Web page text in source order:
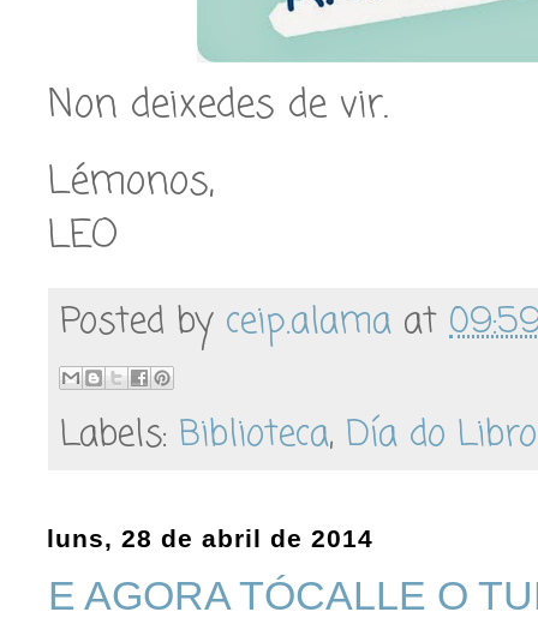
Non deixedes de vir.
Lémonos,
LEO
Posted by ceip.alama at
Labels: Biblioteca, Día do Libro
luns, 28 de abril de 2014
E AGORA TÓCALLE O